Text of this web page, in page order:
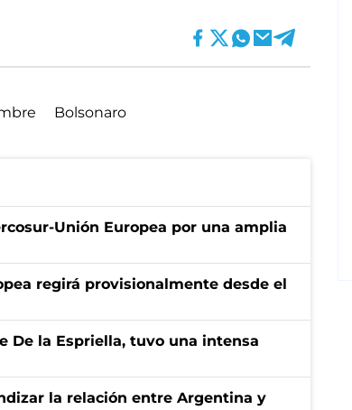
Bolsonaro
Unión Europea por una amplia
regirá provisionalmente desde el
De la Espriella, tuvo una intensa
la relación entre Argentina y